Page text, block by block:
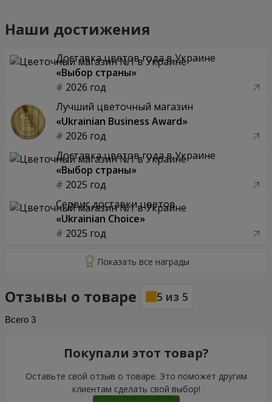
Наши достижения
Доставка цветов года в Украине
«Выбор страны»
2026 год
Лучший цветочный магазин
«Ukrainian Business Award»
2026 год
Доставка цветов года в Украине
«Выбор страны»
2025 год
Сервис доставки цветов
«Ukrainian Choice»
2025 год
Отзывы о товаре 5 из 5
Всего 3
Покупали этот товар?
Оставьте свой отзыв о товаре. Это поможет другим
клиентам сделать свой выбор!